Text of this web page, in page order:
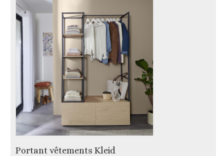
Portant vêtements Kleid